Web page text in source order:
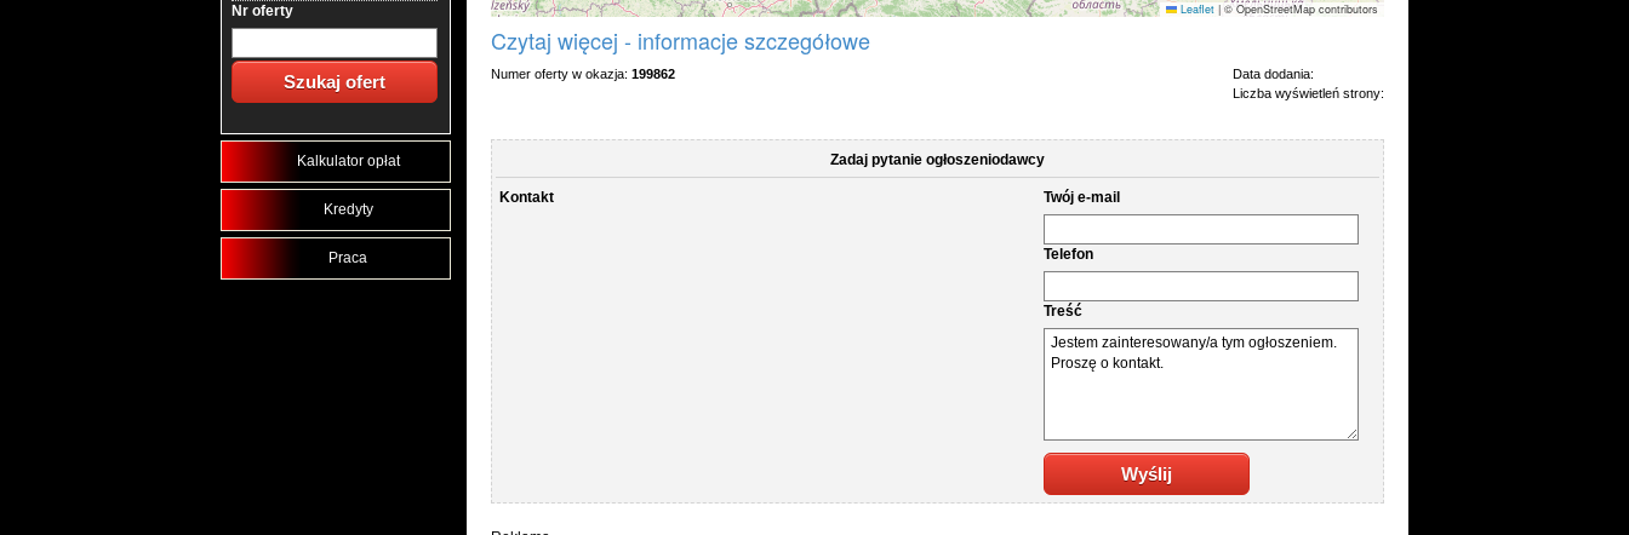
Nr oferty
Kalkulator opłat
Kredyty
Praca
Leaflet | © OpenStreetMap contributors
Czytaj więcej - informacje szczegółowe
Numer oferty w okazja: 199862
Data dodania:
Liczba wyświetleń strony:
Zadaj pytanie ogłoszeniodawcy
Kontakt Twój e-mail
Telefon
Treść